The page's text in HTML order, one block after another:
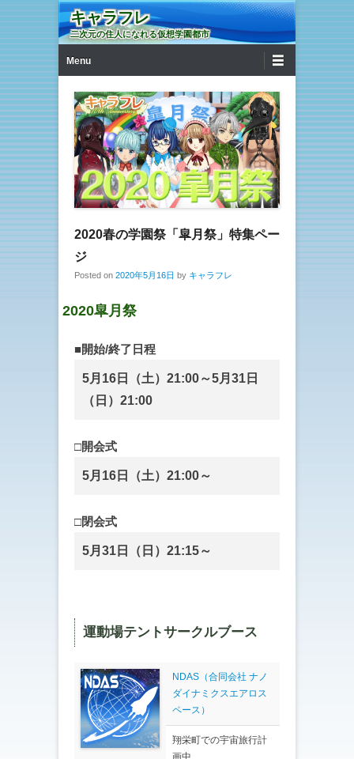
キャラフレ
二次元の住人になれる仮想学園都市
Menu
2020春の学園祭「皐月祭」特集ペー
ジ
Posted on 2020年5月16日 by キャラフレ
2020皐月祭
■開始/終了日程
5月16日（土）21:00～5月31日
（日）21:00
□開会式
5月16日（土）21:00～
□閉会式
5月31日（日）21:15～
運動場テントサークルブース
NDAS（合同会社 ナノ
ダイナミクスエアロス
ペース）
翔栄町での宇宙旅行計
画中